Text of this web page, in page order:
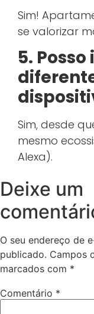
Sim!
se valorizar
5.
Sim, desde
mesmo
Alexa).
Deixe um
O seu endereço de
publicado. Campos
marcados com *
Comentário *